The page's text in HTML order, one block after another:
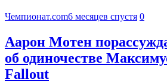
Чемпионат.com6 месяцев спустя 0
Аарон Мотен
об одиночестве
Fallout